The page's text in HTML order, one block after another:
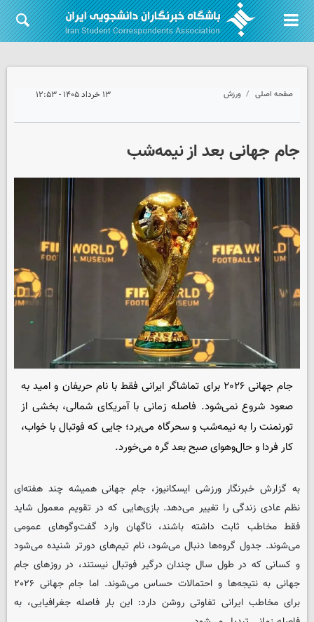
صفحه اصلی ورزش ۱۳ خرداد ۱۴۰۵ - ۱۲:۵۳
جام جهانی بعد از نیمه‌شب
جام جهانی ۲۰۲۶ برای تماشاگر ایرانی فقط با نام حریفان و امید به
صعود شروع نمی‌شود. فاصله زمانی با آمریکای شمالی، بخشی از
تورنمنت را به نیمه‌شب و سحرگاه می‌برد؛ جایی که فوتبال با خواب،
کار فردا و حال‌وهوای صبح بعد گره می‌خورد.
به گزارش خبرنگار ورزشی ایسکانیوز، جام جهانی همیشه چند هفته‌ای
نظم عادی زندگی را تغییر می‌دهد. بازی‌هایی که در تقویم معمول شاید
فقط مخاطب ثابت داشته باشند، ناگهان وارد گفت‌وگوهای عمومی
می‌شوند. جدول گروه‌ها دنبال می‌شود، نام تیم‌های دورتر شنیده می‌شود
و کسانی که در طول سال چندان درگیر فوتبال نیستند، در روزهای جام
جهانی به نتیجه‌ها و احتمالات حساس می‌شوند. اما جام جهانی ۲۰۲۶
برای مخاطب ایرانی تفاوتی روشن دارد: این بار فاصله جغرافیایی، به